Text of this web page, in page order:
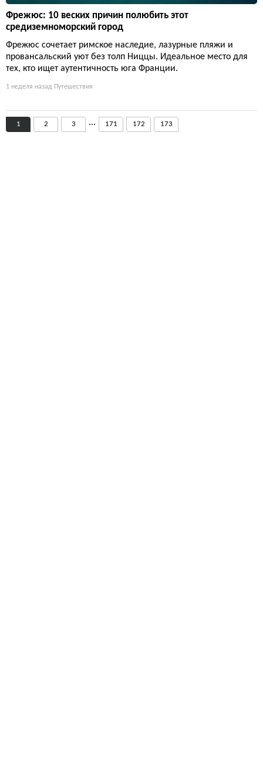
Фрежюс: 10 веских причин полюбить этот
средиземноморский город
Фрежюс сочетает римское наследие, лазурные пляжи и
провансальский уют без толп Ниццы. Идеальное место для
тех, кто ищет аутентичность юга Франции.
1 неделя назад Путешествия
1 2 3 ... 171 172 173